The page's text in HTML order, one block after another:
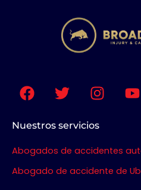
F
a
e
b
o
o
T
w
t
t
e
r
I
n
t
a
g
r
Y
o
u
b
e
Nuestros servicios
Abogados de accidentes
Abogado de accidente de